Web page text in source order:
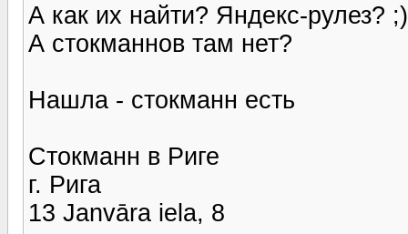
А как их найти? Яндекс-рулез?
А стокманнов там нет?
Нашла - стокманн есть
Стокманн в Риге
г. Рига
13 Janvāra iela, 8